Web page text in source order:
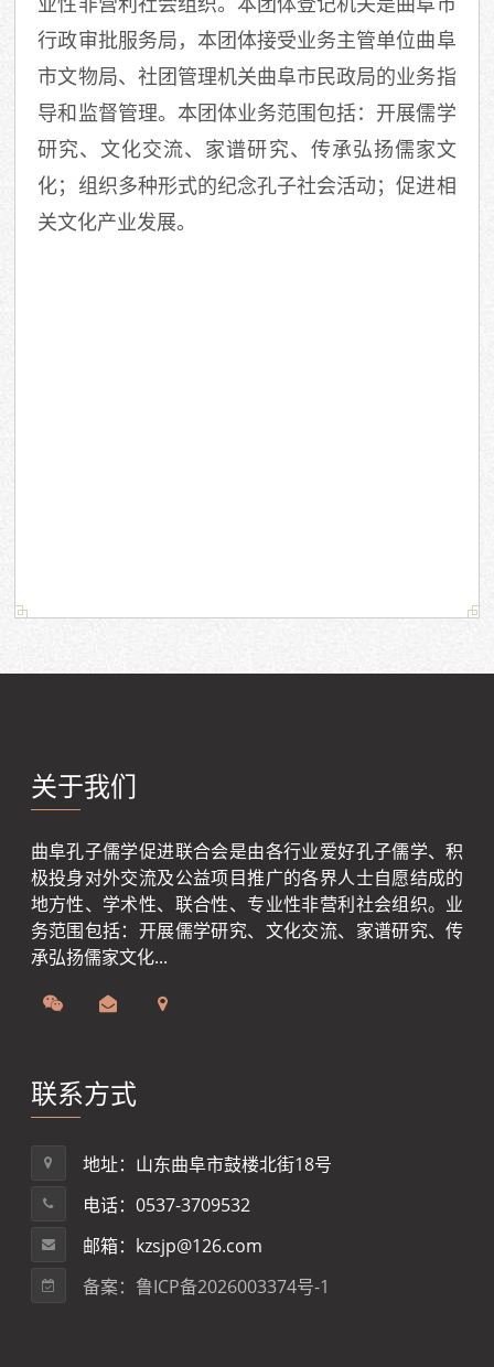
行政审批服务局，本团体接受业务主管单位曲阜
市文物局、社团管理机关曲阜市民政局的业务指
导和监督管理。本团体业务范围包括：开展儒学
研究、文化交流、家谱研究、传承弘扬儒家文
化；组织多种形式的纪念孔子社会活动；促进相
关文化产业发展。
关于我们
曲阜孔子儒学促进联合会是由各行业爱好孔子儒学、积
极投身对外交流及公益项目推广的各界人士自愿结成的
地方性、学术性、联合性、专业性非营利社会组织。业
务范围包括：开展儒学研究、文化交流、家谱研究、传
承弘扬儒家文化...
联系方式
地址：山东曲阜市鼓楼北街18号
电话：0537-3709532
邮箱：kzsjp@126.com
备案：鲁ICP备2026003374号-1